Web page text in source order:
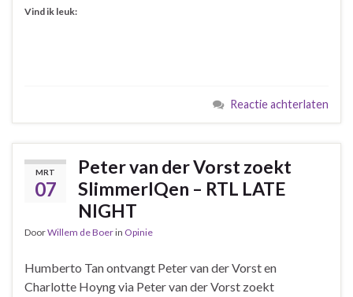
Vind ik leuk:
Reactie achterlaten
MRT
07
Peter van der Vorst zoekt
SlimmerIQen – RTL LATE
NIGHT
DoorWillem de Boerin Opinie
Humberto Tan ontvangt Peter van der Vorst en
Charlotte Hoyng via Peter van der Vorst zoekt